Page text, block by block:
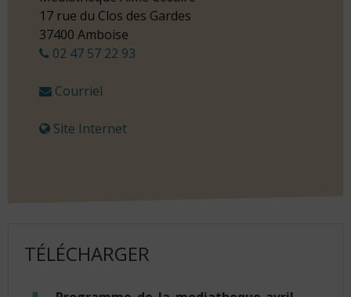
17 rue du Clos des Gardes
37400 Amboise
02 47 57 22 93
Courriel
Site Internet
TÉLÉCHARGER